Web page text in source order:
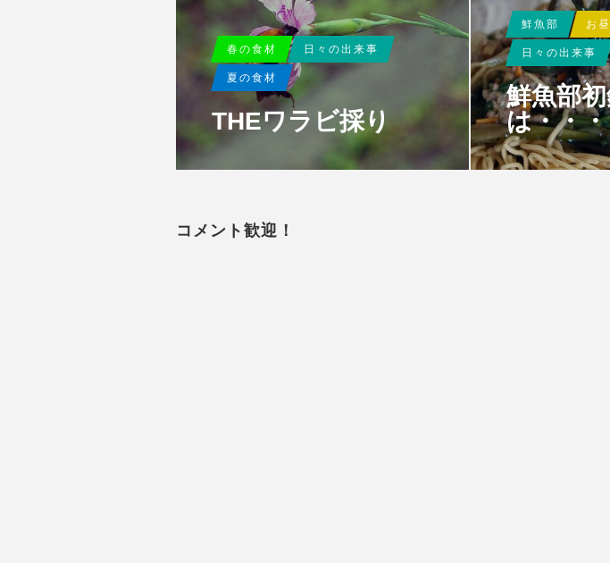
春の食材 日々の出来事
夏の食材
THEワラビ採り
鮮魚部 お
日々の出来事
鮮魚部
は・・・
コメント歓迎！